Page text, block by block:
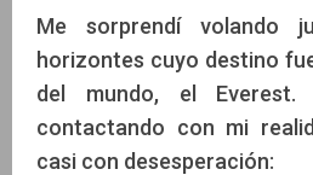
Me sorprendí volando
horizontes cuyo destino
del mundo, el Everest.
contactando con mi
casi con desesperación: